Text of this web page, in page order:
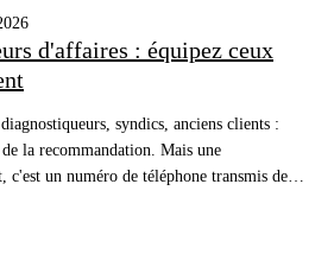
d'affaires : équipez ceux
syndics, anciens clients :
la recommandation. Mais une
c'est un numéro de téléphone transmis de
la recommandation arrive dans votre